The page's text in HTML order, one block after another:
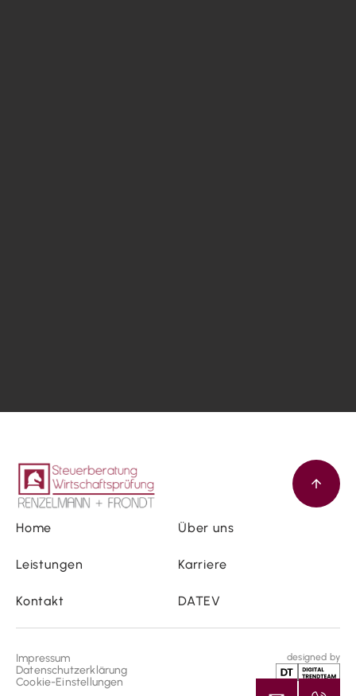
Home Über uns
Leistungen Karriere
Kontakt DATEV
Impressum
Datenschutzerklärung
Cookie-Einstellungen
designed by